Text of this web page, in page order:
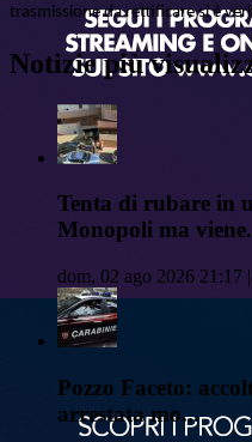
trasmissione da rettificare si è
Notizie più
Tenta di rubare in
Monopoli ma
dom, 02 ago 2026 21:17
Pozzo Faceto:
arrestata mo...